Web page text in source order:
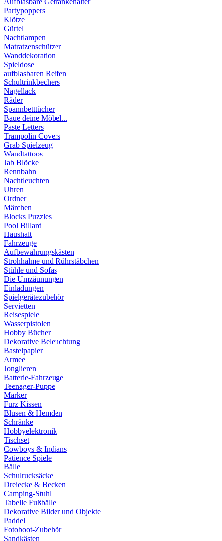
Aufblasbare Getränkehalter
Partypoppers
Klötze
Gürtel
Nachtlampen
Matratzenschützer
Wanddekoration
Spieldose
aufblasbaren Reifen
Schultrinkbechers
Nagellack
Räder
Spannbetttücher
Baue deine Möbel...
Paste Letters
Trampolin Covers
Grab Spielzeug
Wandtattoos
Jab Blöcke
Rennbahn
Nachtleuchten
Uhren
Ordner
Märchen
Blocks Puzzles
Pool Billard
Haushalt
Fahrzeuge
Aufbewahrungskästen
Strohhalme und Rührstäbchen
Stühle und Sofas
Die Umzäunungen
Einladungen
Spielgerätezubehör
Servietten
Reisespiele
Wasserpistolen
Hobby Bücher
Dekorative Beleuchtung
Bastelpapier
Armee
Jonglieren
Batterie-Fahrzeuge
Teenager-Puppe
Marker
Furz Kissen
Blusen & Hemden
Schränke
Hobbyelektronik
Tischset
Cowboys & Indians
Patience Spiele
Bälle
Schulrucksäcke
Dreiecke & Becken
Camping-Stuhl
Tabelle Fußbälle
Dekorative Bilder und Objekte
Paddel
Fotoboot-Zubehör
Sandkästen